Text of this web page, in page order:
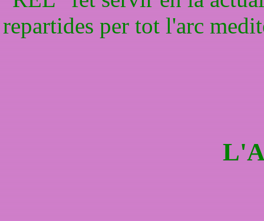
repartides per tot l'arc